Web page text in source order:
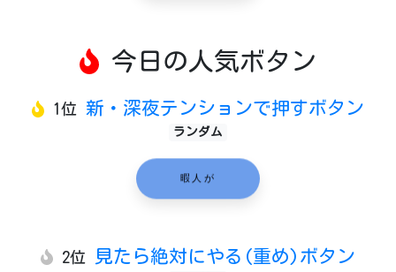
今日の人気ボタン
1位 新・深夜テンションで押すボタン
ランダム
暇人が
2位 見たら絶対にやる(重め)ボタン